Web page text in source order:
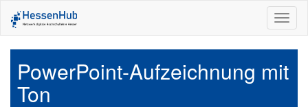
PowerPoint-Aufzeichnung mit
Ton